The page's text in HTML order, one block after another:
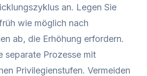
an. Legen Sie
wie möglich nach
ab, die Erhöhung erfordern.
separate Prozesse mit
Privilegienstufen. Vermeiden